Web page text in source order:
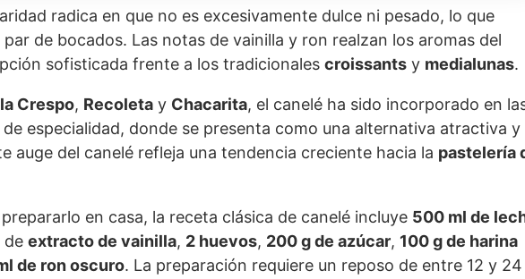
radica en que no es excesivamente dulce ni pesado, lo que
de bocados. Las notas de vainilla y ron realzan los aromas del
sofisticada frente a los tradicionales croissants y medialunas.
Crespo, Recoleta y Chacarita, el canelé ha sido incorporado en
especialidad, donde se presenta como una alternativa atractiva y
auge del canelé refleja una tendencia creciente hacia la pastelería
en casa, la receta clásica de canelé incluye 500 ml de
de extracto de vainilla, 2 huevos, 200 g de azúcar, 100 g de harina
de ron oscuro. La preparación requiere un reposo de entre 12 y 24